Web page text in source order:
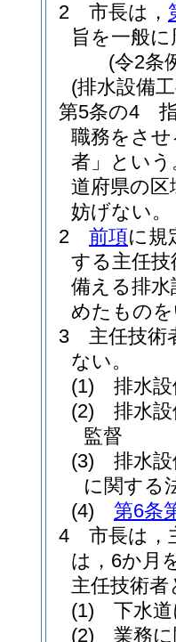
2
市長は，
旨を一般
(令2条
(排水設備
第5条の4
職務をさ
者」という
道府県の
妨げない。
2
前項に規
する主任技
備える排
めたもの
3
主任技術
ない。
(1)
排水
(2)
排水
監督
(3)
排水
に関する
(4)
第6条
4
市長は，
は，6か月
主任技術
(1)
下水
(2)
業務